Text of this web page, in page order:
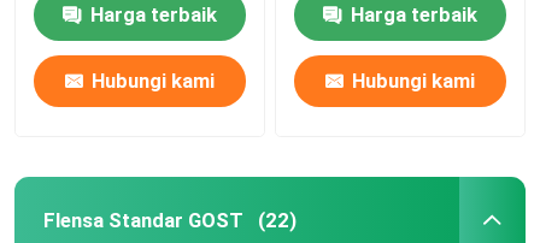
Harga terbaik
Hubungi kami
Harga terbaik
Hubungi kami
Flensa Standar GOST (22)